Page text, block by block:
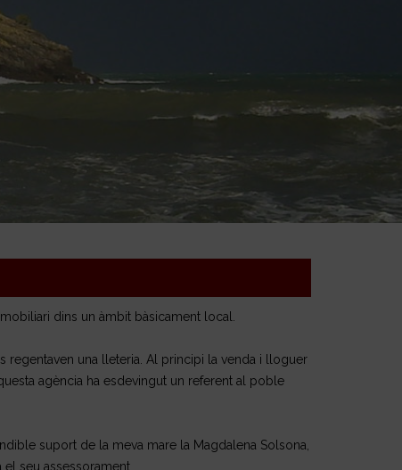
dins un àmbit bàsicament local.
regentaven una lleteria. Al principi la venda i lloguer
agència ha esdevingut un referent al poble
suport de la meva mare la Magdalena Solsona,
seu assessorament.